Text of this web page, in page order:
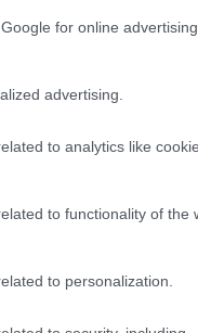
for online advertising
advertising.
to analytics like
to functionality of the
to personalization.
ju
doplnky,